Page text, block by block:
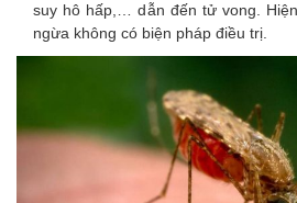
suy hô hấp,… dẫn đến tử vong.
ngừa không có biện pháp điều trị.